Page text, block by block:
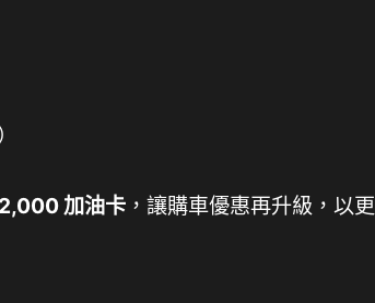
加油卡 ，讓購車優惠再升級，以更